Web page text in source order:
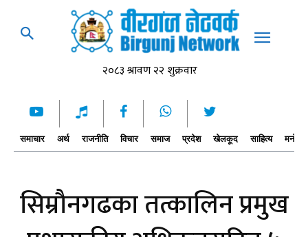
समाचार अर्थ राजनीति विचार समाज प्रदेश खेलकूद साहित्य
सिम्रौनगढका तत्कालिन प्रमुख